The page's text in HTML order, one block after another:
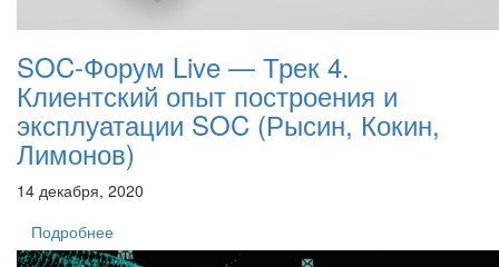
SOC-Форум Live — Трек 4.
Клиентский опыт построения и
эксплуатации SOC (Рысин, Кокин,
Лимонов)
14 декабря, 2020
Подробнее